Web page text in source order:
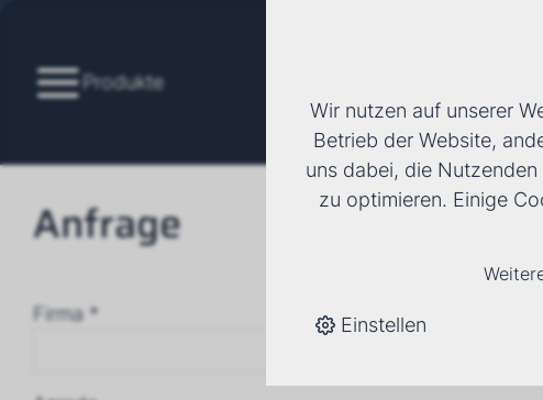
Produkte
Anfrage
Firma *
Wir nutzen auf unserer
Betrieb der Website,
uns dabei, die
zu optimieren. Einige
Einstellen